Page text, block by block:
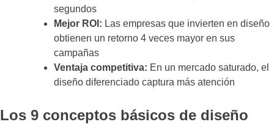
segundos
Mejor ROI: Las empresas que invierten en diseño
obtienen un retorno 4 veces mayor en sus
campañas
Ventaja competitiva: En un mercado saturado, el
diseño diferenciado captura más atención
Los 9 conceptos básicos de diseño